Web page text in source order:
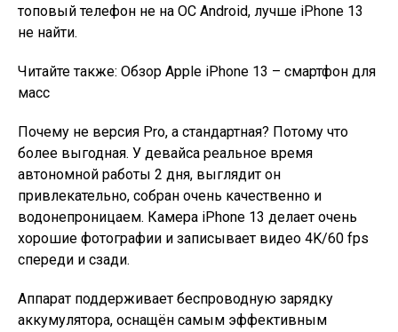
топовый телефон не на ОС Android, лучше iPhone 13
не найти.
Читайте также: Обзор Apple iPhone 13 – смартфон для
масс
Почему не версия Pro, а стандартная? Потому что
более выгодная. У девайса реальное время
автономной работы 2 дня, выглядит он
привлекательно, собран очень качественно и
водонепроницаем. Камера iPhone 13 делает очень
хорошие фотографии и записывает видео 4K/60 fps
спереди и сзади.
Аппарат поддерживает беспроводную зарядку
аккумулятора, оснащён самым эффективным